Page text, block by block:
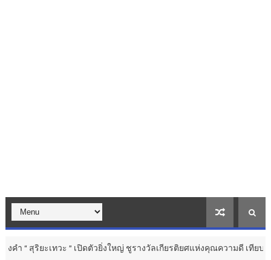
เปิดตัวยิ่งใหญ่ ชูรางวัลเกียรติยศแห่งคุณความดี เทียบชั้นเวทีระดับสากล ...